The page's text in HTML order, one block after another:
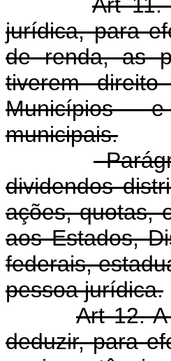
jurídica, para
de renda, as
tiverem
Municípios
municipais.
dividendos
ações, quotas,
aos Estados,
federais,
pessoa jurídica.
Art 12.
deduzir, para